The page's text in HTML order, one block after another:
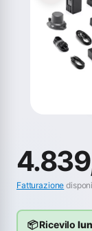
Fatturazione
📦 Ricevilo